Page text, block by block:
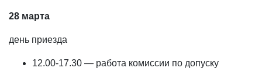
28 марта
день приезда
12.00-17.30 — работа комиссии по допуску